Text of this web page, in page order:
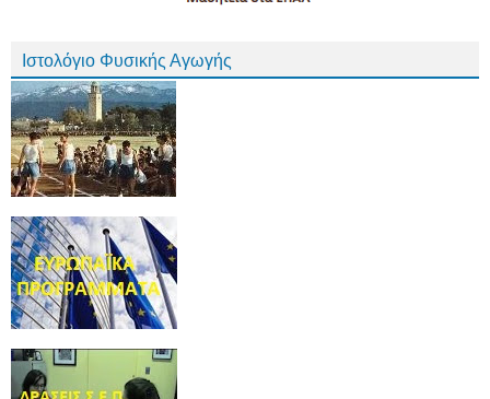
Ιστολόγιο Φυσικής Αγωγής